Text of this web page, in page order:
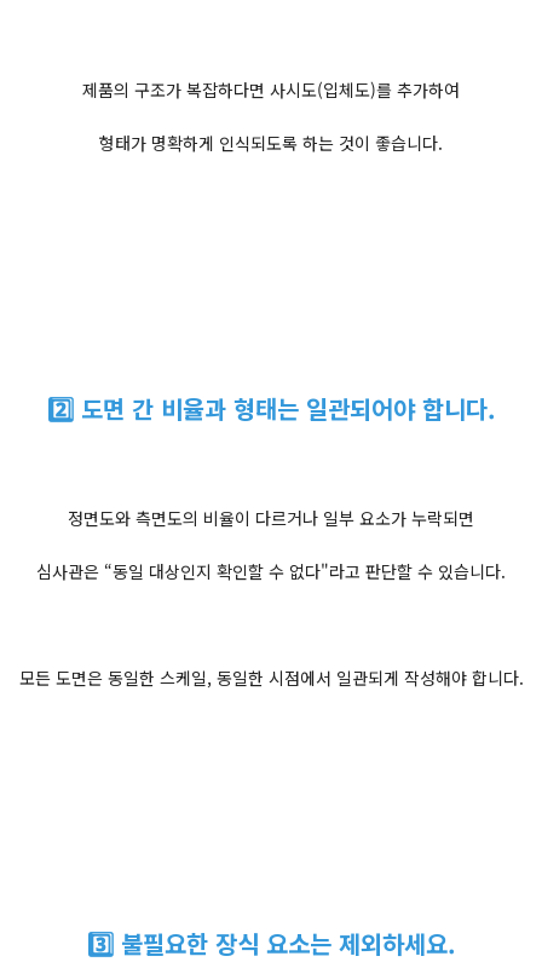
제품의 구조가 복잡하다면 사시도(입체도)를 추가하여
형태가 명확하게 인식되도록 하는 것이 좋습니다.
2️⃣ 도면 간 비율과 형태는 일관되어야 합니다.
정면도와 측면도의 비율이 다르거나 일부 요소가 누락되면
심사관은 “동일 대상인지 확인할 수 없다"라고 판단할 수 있습니다.
모든 도면은 동일한 스케일, 동일한 시점에서 일관되게 작성해야 합니다.
3️⃣ 불필요한 장식 요소는 제외하세요.